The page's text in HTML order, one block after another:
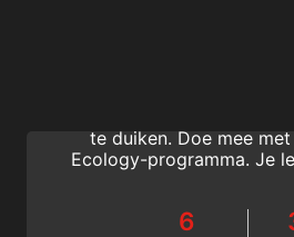
te duiken. Doe mee met
Ecology-programma. Je
begrepen.
6